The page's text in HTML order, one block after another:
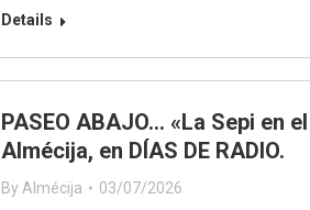
Details
PASEO ABAJO… «La Sepi en
Almécija, en DÍAS DE RADIO.
By Almécija 03/07/2026